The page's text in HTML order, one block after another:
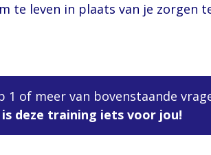
te leven in plaats van je zorgen
1 of meer van bovenstaande
is deze training iets voor jou!